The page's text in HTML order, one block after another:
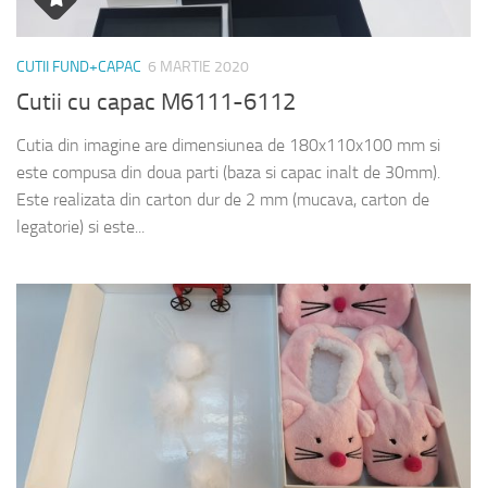
CUTII FUND+CAPAC 6 MARTIE 2020
Cutii cu capac M6111-6112
Cutia din imagine are dimensiunea de 180x110x100 mm si
este compusa din doua parti (baza si capac inalt de 30mm).
Este realizata din carton dur de 2 mm (mucava, carton de
legatorie) si este...